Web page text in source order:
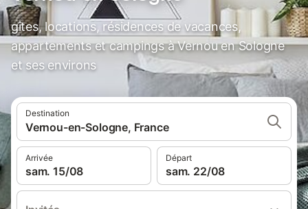
gîtes, locations, résidences de vacances,
appartements et campings à Vernou en Sologne
et ses environs
Destination
Vernou-en-Sologne, France
Arrivée
sam. 15/08
Départ
sam. 22/08